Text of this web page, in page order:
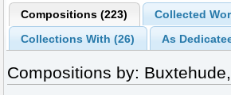
Compositions (223)
Collected
Collections With (26)
As
Compositions by: